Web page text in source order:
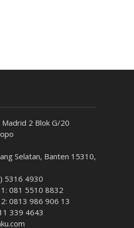
Madrid 2 Blok G/20
Selatan, Banten 15310,
5316 4930
081 5510 8832
0813 986 906 13
339 4643